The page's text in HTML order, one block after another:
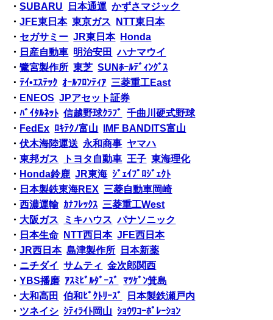
・SUBARU 日本通運 かずさマジック
・JFE東日本 東京ガス
NTT東日本
・ セガサミー JR東日本
Honda
・ 日産自動車 明治安田
ハナマウイ
・鷺宮製作所 東芝 SUNﾎｰﾙﾃﾞｨﾝｸﾞｽ
・ﾃｲ•ｴｽﾃｯｸ ｵｰﾙﾌﾛﾝﾃｨｱ 三菱重工East
・ ENEOS JPアセット証券
・ﾊﾞｲﾀﾙﾈｯﾄ 信越野球ｸﾗﾌﾞ
千曲川硬式野球
・ FedEx ﾛｷﾃｸﾉ富山
IMF BANDITS富山
・伏木海陸運送 永和商事 ヤマハ
・東邦ガス トヨタ自動車 王子 東海理化
・ Honda鈴鹿 JR東海 ｼﾞｪｲﾌﾟﾛｼﾞｪｸﾄ
・ 日本製鉄東海REX 三菱自動車岡崎
・西濃運輸 ｶﾅﾌﾚｯｸｽ 三菱重工West
・ 大阪ガス ミキハウス パナソニック
・ 日本生命 NTT西日本 JFE西日本
・JR西日本 島津製作所
日本新薬
・ ニチダイ サムティ
金次郎関西
・YBS播磨 ｱｽﾐﾋﾞﾙﾀﾞｰｽﾞ
ﾏﾂｹﾞﾝ箕島
・ 大和高田 伯和ﾋﾞｸﾄﾘｰｽﾞ
日本製鉄瀬戸内
・ ツネイシ ｼﾃｨﾗｲﾄ岡山 ｼｮｳﾜｺｰﾎﾟﾚｰｼｮﾝ